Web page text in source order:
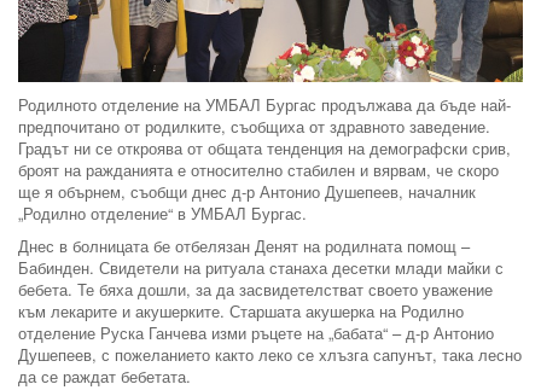
Родилното отделение на УМБАЛ Бургас продължава да бъде най-
предпочитано от родилките, съобщиха от здравното заведение.
Градът ни се откроява от общата тенденция на демографски срив,
броят на ражданията е относително стабилен и вярвам, че скоро
ще я обърнем, съобщи днес д-р Антонио Душепеев, началник
„Родилно отделение“ в УМБАЛ Бургас.
Днес в болницата бе отбелязан Денят на родилната помощ –
Бабинден. Свидетели на ритуала станаха десетки млади майки с
бебета. Те бяха дошли, за да засвидетелстват своето уважение
към лекарите и акушерките. Старшата акушерка на Родилно
отделение Руска Ганчева изми ръцете на „бабата“ – д-р Антонио
Душепеев, с пожеланието както леко се хлъзга сапунът, така лесно
да се раждат бебетата.